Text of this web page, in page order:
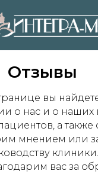
Отзывы
вы
о нас и о наших
а также
мнением или
клиники.
вас за